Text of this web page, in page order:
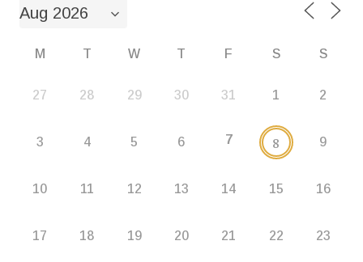
M T W T F S S
27 28 29 30 31 1 2
3 4 5 6 7 8 9
10 11 12 13 14 15 16
17 18 19 20 21 22 23